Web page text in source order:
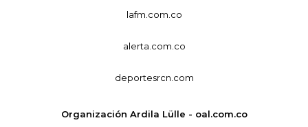
lafm.com.co
alerta.com.co
deportesrcn.com
Organización Ardila Lülle - oal.com.co